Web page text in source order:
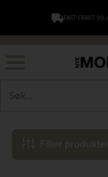
FAST FRAKT 99,-